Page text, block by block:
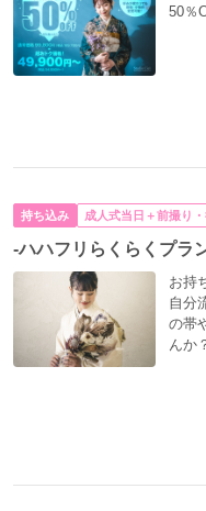
振袖をお持ちで無くても、
数ある当店の衣装の中か
50％
持ち込み 成人式当日＋前撮り・
-ハハフリらくらくプラ
お持
自分
の帯
んか